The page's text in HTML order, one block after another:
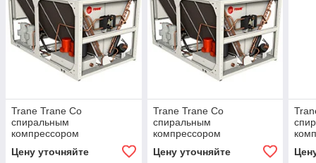
Trane Trane Со
спиральным
компрессором
(CGAM023[стандарт,компакт])
Цену уточняйте
Trane Trane Со
спиральным
компрессором
(CGAM026[стандарт,компакт])
Цену уточняйте